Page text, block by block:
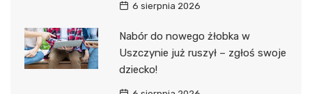
6 sierpnia 2026
Nabór do nowego żłobka w
Uszczynie już ruszył – zgłoś swoje
dziecko!